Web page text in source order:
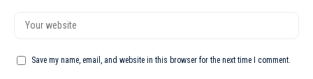
Save my name, email, and website in this browser for the next time I comment.